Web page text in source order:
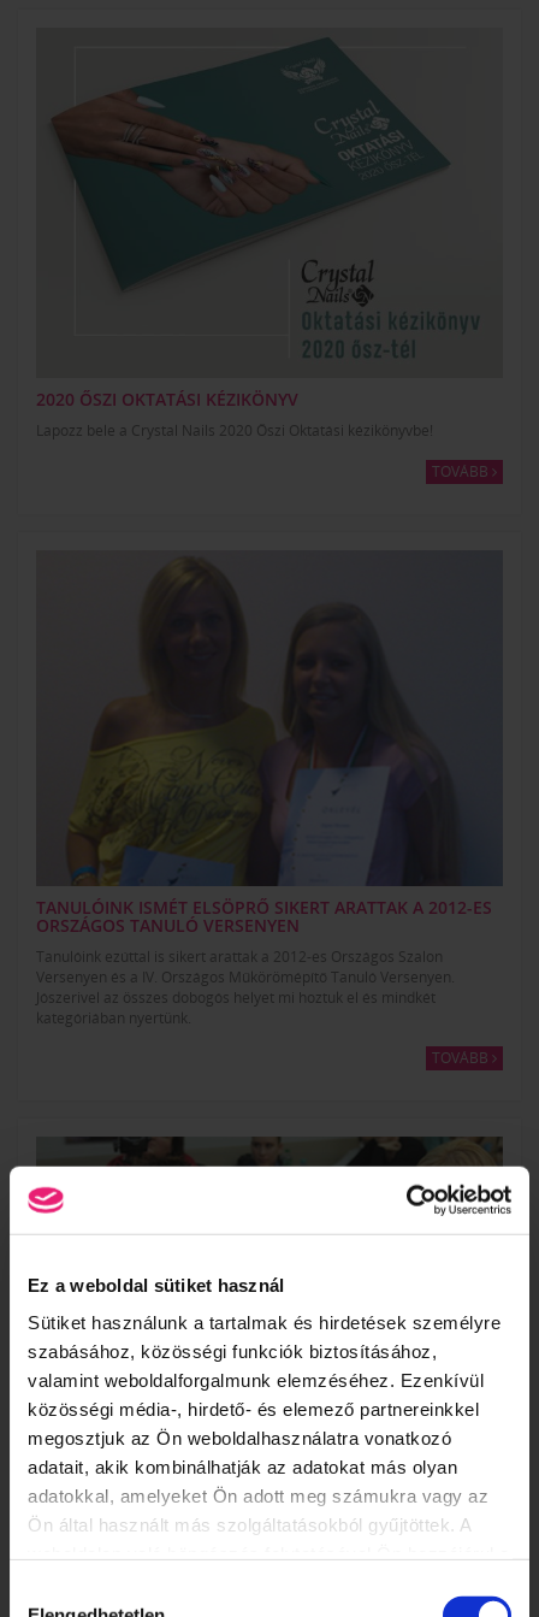
Ez a weboldal sütiket használ
Sütiket használunk a tartalmak és hirdetések személyre
szabásához, közösségi funkciók biztosításához,
valamint weboldalforgalmunk elemzéséhez. Ezenkívül
közösségi média-, hirdető- és elemező partnereinkkel
megosztjuk az Ön weboldalhasználatra vonatkozó
adatait, akik kombinálhatják az adatokat más olyan
adatokkal, amelyeket Ön adott meg számukra vagy az
Ön által használt más szolgáltatásokból gyűjtöttek. A
2020 ŐSZI OKTATÁSI KÉZIKÖNYV
Lapozz bele a Crystal Nails 2020 Őszi Oktatási kézikönyvbe!
TOVÁBB
TANULÓINK ISMÉT ELSÖPRŐ SIKERT ARATTAK A 2012-ES
ORSZÁGOS TANULÓ VERSENYEN
Tanulóink ezúttal is sikert arattak a 2012-es Országos Szalon
Versenyen és a IV. Országos Műkörömépítő Tanuló Versenyen.
Jószerivel az összes dobogós helyet mi hoztuk el és mindkét
kategóriában nyertünk.
TOVÁBB
LEGYEN A SZAKMÁD A SZENVEDÉLYED: TANULJ
MŰKÖRMÖSNEK!
Szeretnéd kiteljesíteni kreatív éned?
TOVÁBB